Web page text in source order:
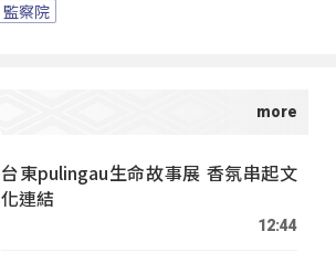
監察院
台東pulingau生命故事展 香氛串起文
化連結
12:44